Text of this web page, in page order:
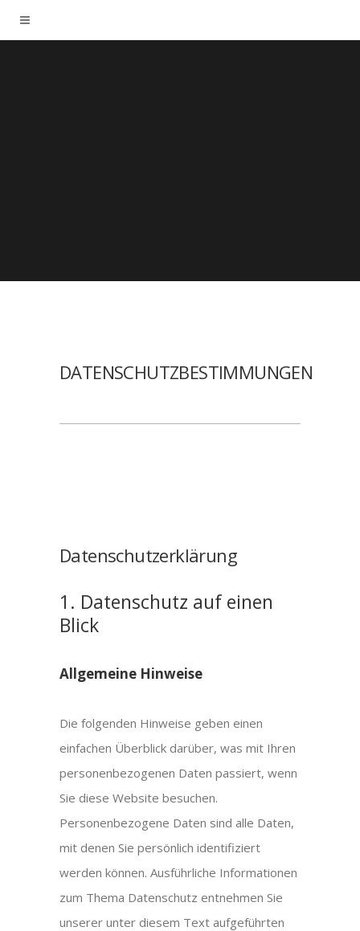
DATENSCHUTZBESTIMMUNGEN
Datenschutz­erklärung
1. Datenschutz auf einen
Blick
Allgemeine Hinweise
Die folgenden Hinweise geben einen
einfachen Überblick darüber, was mit Ihren
personenbezogenen Daten passiert, wenn
Sie diese Website besuchen.
Personenbezogene Daten sind alle Daten,
mit denen Sie persönlich identifiziert
werden können. Ausführliche Informationen
zum Thema Datenschutz entnehmen Sie
unserer unter diesem Text aufgeführten